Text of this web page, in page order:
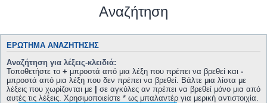
Αναζήτηση
ΕΡΏΤΗΜΑ ΑΝΑΖΉΤΗΣΗΣ
Αναζήτηση για λέξεις-κλειδιά:
Τοποθετήστε το + μπροστά από μια λέξη που πρέπει να βρεθεί και -
μπροστά από μια λέξη που δεν πρέπει να βρεθεί. Βάλτε μια λίστα με
λέξεις που χωρίζονται με | σε αγκύλες αν πρέπει να βρεθεί μόνο μια από
αυτές τις λέξεις. Χρησιμοποιείστε * ως μπαλαντέρ για μερική αντιστοιχία.